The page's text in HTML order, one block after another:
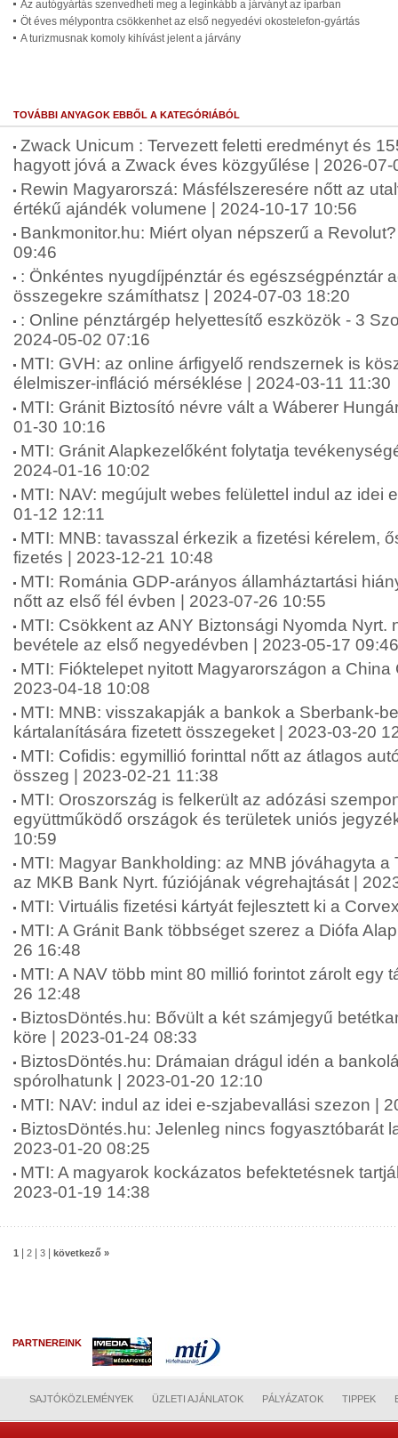
Az autógyártás szenvedheti meg a leginkább a járványt az iparban
Öt éves mélypontra csökkenhet az első negyedévi okostelefon-gyártás
A turizmusnak komoly kihívást jelent a járvány
TOVÁBBI ANYAGOK EBBŐL A KATEGÓRIÁBÓL
Zwack Unicum : Tervezett feletti eredményt és
hagyott jóvá a Zwack éves közgyűlése | 2026-07-
Rewin Magyarorszá: Másfélszeresére nőtt az
értékű ajándék volumene | 2024-10-17 10:56
Bankmonitor.hu: Miért olyan népszerű a
09:46
: Önkéntes nyugdíjpénztár és egészségpénztár
összegekre számíthatsz | 2024-07-03 18:20
: Online pénztárgép helyettesítő eszközök - 3
2024-05-02 07:16
MTI: GVH: az online árfigyelő rendszernek is
élelmiszer-infláció mérséklése | 2024-03-11 11:30
MTI: Gránit Biztosító névre vált a Wáberer
01-30 10:16
MTI: Gránit Alapkezelőként folytatja
2024-01-16 10:02
MTI: NAV: megújult webes felülettel indul az idei
01-12 12:11
MTI: MNB: tavasszal érkezik a fizetési kérelem,
fizetés | 2023-12-21 10:48
MTI: Románia GDP-arányos államháztartási
nőtt az első fél évben | 2023-07-26 10:55
MTI: Csökkent az ANY Biztonsági Nyomda Nyrt.
bevétele az első negyedévben | 2023-05-17 09:46
MTI: Fióktelepet nyitott Magyarországon a China
2023-04-18 10:08
MTI: MNB: visszakapják a bankok a Sberbank-
kártalanítására fizetett összegeket | 2023-03-20
MTI: Cofidis: egymillió forinttal nőtt az átlagos
összeg | 2023-02-21 11:38
MTI: Oroszország is felkerült az adózási
együttműködő országok és területek uniós
10:59
MTI: Magyar Bankholding: az MNB jóváhagyta a
az MKB Bank Nyrt. fúziójának végrehajtását |
MTI: Virtuális fizetési kártyát fejlesztett ki a
MTI: A Gránit Bank többséget szerez a Diófa
26 16:48
MTI: A NAV több mint 80 millió forintot zárolt egy
26 12:48
BiztosDöntés.hu: Bővült a két számjegyű
köre | 2023-01-24 08:33
BiztosDöntés.hu: Drámaian drágul idén a
spórolhatunk | 2023-01-20 12:10
MTI: NAV: indul az idei e-szjabevallási szezon |
BiztosDöntés.hu: Jelenleg nincs fogyasztóbarát
2023-01-20 08:25
MTI: A magyarok kockázatos befektetésnek
2023-01-19 14:38
1 2 3 következő »
PARTNEREINK
SAJTÓKÖZLEMÉNYEK ÜZLETI AJÁNLATOK PÁLYÁZATOK TIPPEK